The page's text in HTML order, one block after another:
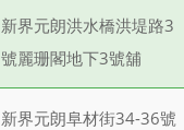
新界元朗洪水橋洪堤路3
號麗珊閣地下3號舖
新界元朗阜材街34-36號